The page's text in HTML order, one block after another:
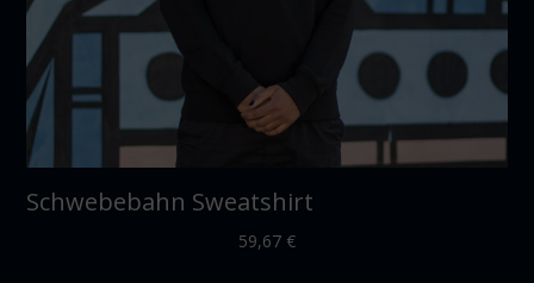
Schwebebahn Sweatshirt
59,67 €